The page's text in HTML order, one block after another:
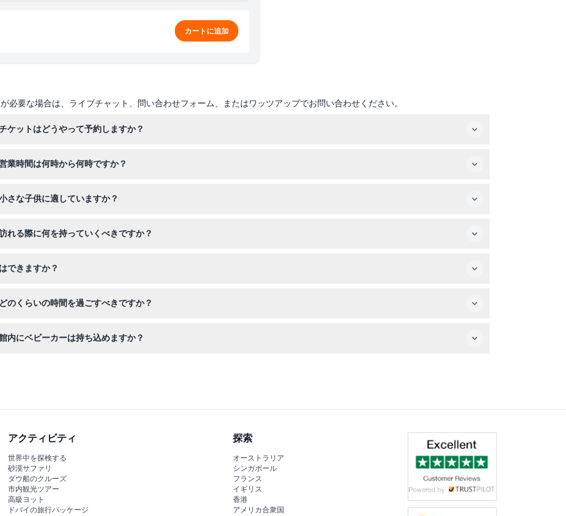
カートに追加
必要な場合は、ライブチャット、問い合わせフォーム、またはワッツアップでお問い合わせください。
ケットはどうやって予約しますか？
業時間は何時から何時ですか？
認ください）。
さな子供に適していますか？
れる際に何を持っていくべきですか？
できますか？
のくらいの時間を過ごすべきですか？
内にベビーカーは持ち込めますか？
アクティビティ
世界中を探検する
砂漠サファリ
ダウ船のクルーズ
市内観光ツアー
高級ヨット
ドバイの旅行パッケージ
探索
オーストラリア
シンガポール
フランス
イギリス
香港
アメリカ合衆国